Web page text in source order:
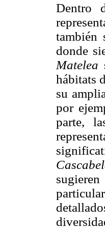
Dentro
también
donde
Matelea
hábitats
su
por
parte,